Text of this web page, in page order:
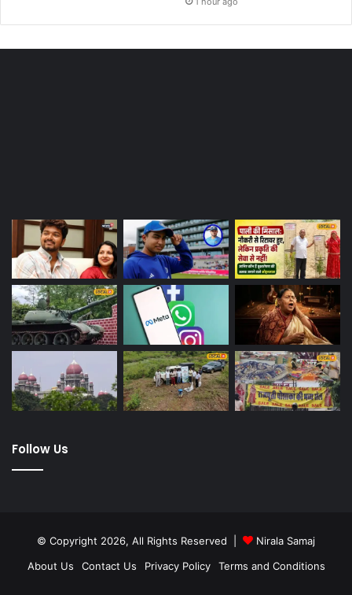
Follow Us
© Copyright 2026, All Rights Reserved |
Nirala Samaj
About Us
Contact Us Privacy Policy Terms and Conditions